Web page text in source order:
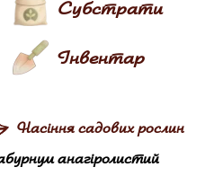
Субстрати
Інвентар
Насіння садових рослин
анагіролистий